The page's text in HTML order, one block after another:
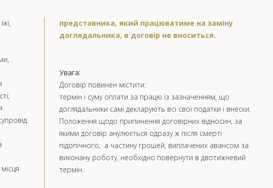
представника, який працюватиме на заміну
доглядальника, в договір не вноситься.
Увага:
Договір повинен містити:
термін і суму оплати за працю із зазначенням, що
доглядальники самі декларують всі свої податки і внески.
Положення щодо припинення договірних відносин, за
якими договір анулюється одразу ж після смерті
підопічного, а частину грошей, виплачених авансом за
виконану роботу, необхідно повернути в двотижневий
термін.